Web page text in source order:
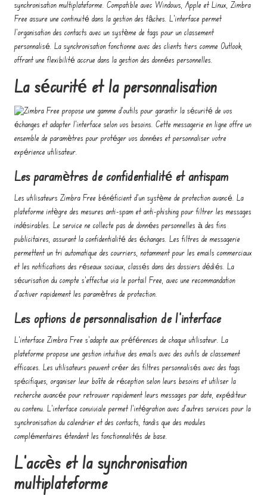
synchronisation multiplateforme. Compatible avec Windows, Apple et Linux, Zimbra
Free assure une continuité dans la gestion des tâches. L’interface permet
l’organisation des contacts avec un système de tags pour un classement
personnalisé. La synchronisation fonctionne avec des clients tiers comme Outlook,
offrant une flexibilité accrue dans la gestion des données personnelles.
La sécurité et la personnalisation
Zimbra Free propose une gamme d’outils pour garantir la sécurité de vos
échanges et adapter l’interface selon vos besoins. Cette messagerie en ligne offre un
ensemble de paramètres pour protéger vos données et personnaliser votre
expérience utilisateur.
Les paramètres de confidentialité et antispam
Les utilisateurs Zimbra Free bénéficient d’un système de protection avancé. La
plateforme intègre des mesures anti-spam et anti-phishing pour filtrer les messages
indésirables. Le service ne collecte pas de données personnelles à des fins
publicitaires, assurant la confidentialité des échanges. Les filtres de messagerie
permettent un tri automatique des courriers, notamment pour les emails commerciaux
et les notifications des réseaux sociaux, classés dans des dossiers dédiés. La
sécurisation du compte s’effectue via le portail Free, avec une recommandation
d’activer rapidement les paramètres de protection.
Les options de personnalisation de l’interface
L’interface Zimbra Free s’adapte aux préférences de chaque utilisateur. La
plateforme propose une gestion intuitive des emails avec des outils de classement
efficaces. Les utilisateurs peuvent créer des filtres personnalisés avec des tags
spécifiques, organiser leur boîte de réception selon leurs besoins et utiliser la
recherche avancée pour retrouver rapidement leurs messages par date, expéditeur
ou contenu. L’interface conviviale permet l’intégration avec d’autres services pour la
synchronisation du calendrier et des contacts, tandis que des modules
complémentaires étendent les fonctionnalités de base.
L’accès et la synchronisation
multiplateforme